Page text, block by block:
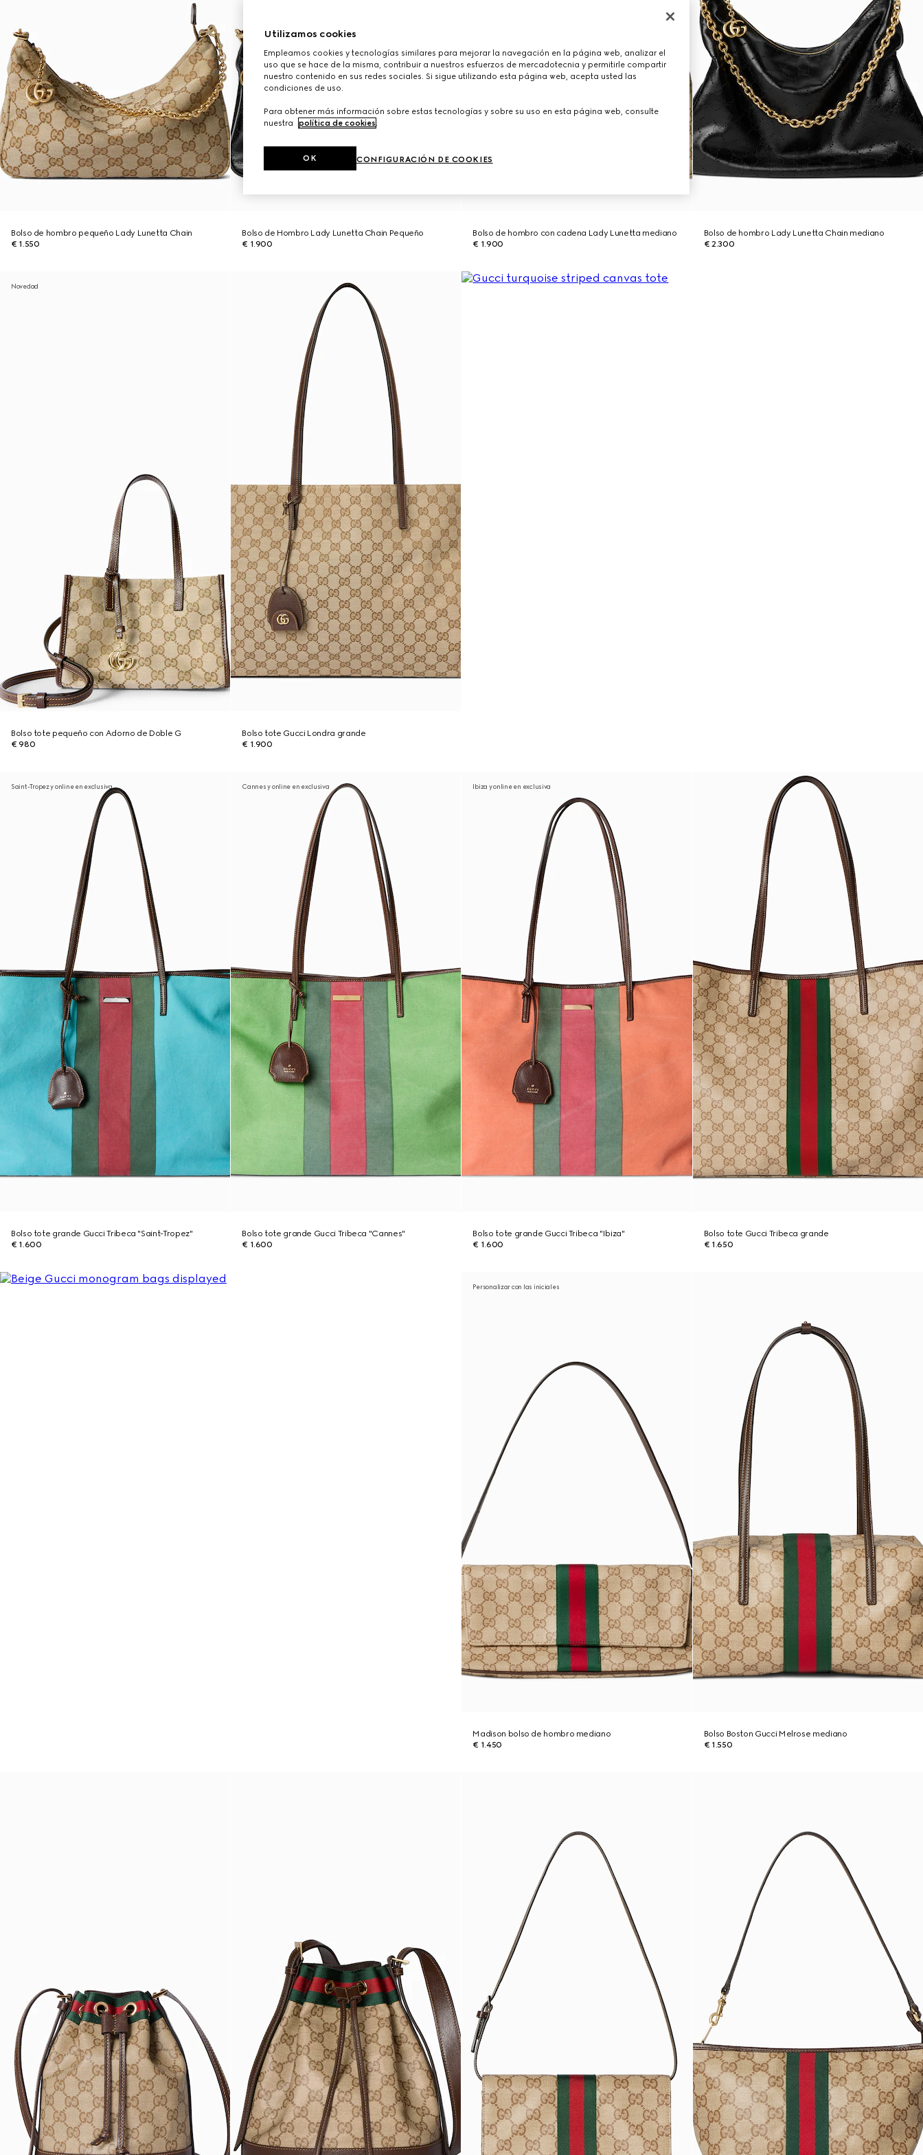
Bolso de hombro pequeño Lady Lunetta Chain
€ 1.550
Bolso de Hombro Lady Lunetta Chain Pequeño
€ 1.900
Bolso de hombro con cadena Lady Lunetta mediano
€ 1.900
Bolso de hombro Lady Lunetta Chain mediano
€ 2.300
Novedad
Bolso tote pequeño con Adorno de Doble G
€ 980
Bolso tote Gucci Londra grande
€ 1.900
Saint-Tropez y online en exclusiva
Bolso tote grande Gucci Tribeca "Saint-Tropez"
€ 1.600
Cannes y online en exclusiva
Bolso tote grande Gucci Tribeca "Cannes"
€ 1.600
Ibiza y online en exclusiva
Bolso tote grande Gucci Tribeca "Ibiza"
€ 1.600
Bolso tote Gucci Tribeca grande
€ 1.650
Personalizar con las iniciales
Madison bolso de hombro mediano
€ 1.450
Bolso Boston Gucci Melrose mediano
€ 1.550
Utilizamos cookies
Empleamos cookies y tecnologías similares para mejorar la navegación en la página web, analizar el
uso que se hace de la misma, contribuir a nuestros esfuerzos de mercadotecnia y permitirle compartir
nuestro contenido en sus redes sociales. Si sigue utilizando esta página web, acepta usted las
condiciones de uso.
Para obtener más información sobre estas tecnologías y sobre su uso en esta página web, consulte
nuestra
política de cookies.
CONFIGURACIÓN DE COOKIES
OK